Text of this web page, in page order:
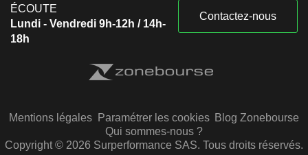
ÉCOUTE
Lundi - Vendredi 9h-12h / 14h-
18h
Contactez-nous
Mentions légales Paramétrer les cookies Blog Zonebourse
Qui sommes-nous ?
Copyright © 2026 Surperformance SAS. Tous droits réservés.